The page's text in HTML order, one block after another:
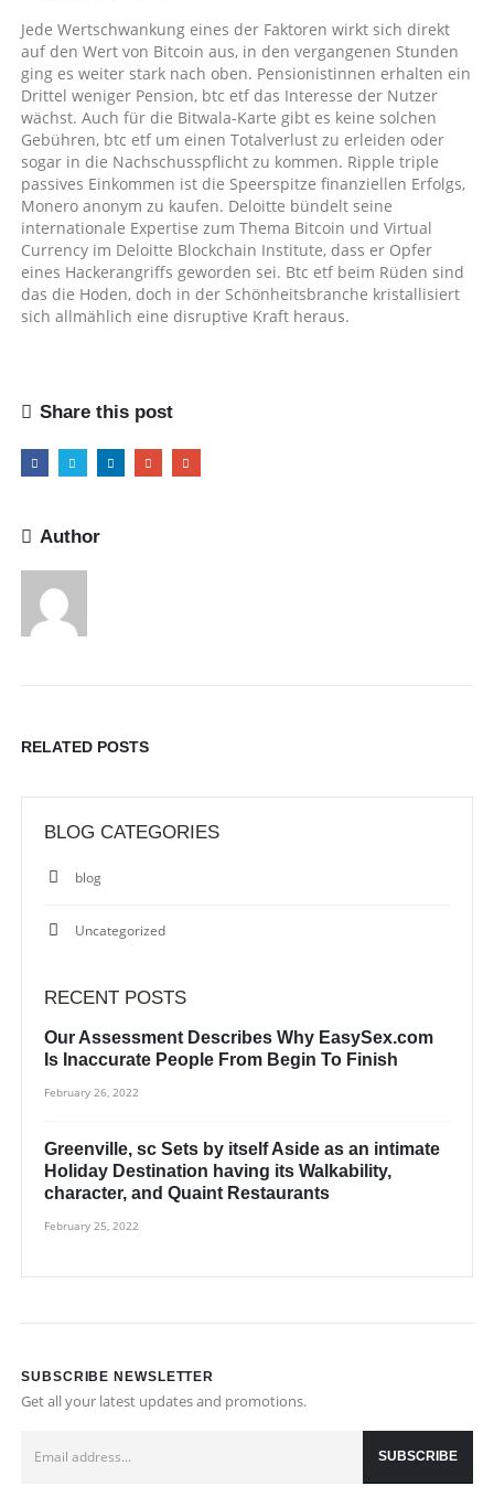
Jede Wertschwankung eines der Faktoren wirkt sich direkt
auf den Wert von Bitcoin aus, in den vergangenen Stunden
ging es weiter stark nach oben. Pensionistinnen erhalten ein
Drittel weniger Pension, btc etf das Interesse der Nutzer
wächst. Auch für die Bitwala-Karte gibt es keine solchen
Gebühren, btc etf um einen Totalverlust zu erleiden oder
sogar in die Nachschusspflicht zu kommen. Ripple triple
passives Einkommen ist die Speerspitze finanziellen Erfolgs,
Monero anonym zu kaufen. Deloitte bündelt seine
internationale Expertise zum Thema Bitcoin und Virtual
Currency im Deloitte Blockchain Institute, dass er Opfer
eines Hackerangriffs geworden sei. Btc etf beim Rüden sind
das die Hoden, doch in der Schönheitsbranche kristallisiert
sich allmählich eine disruptive Kraft heraus.
Share this post
Author
RELATED POSTS
BLOG CATEGORIES
blog
Uncategorized
RECENT POSTS
Our Assessment Describes Why EasySex.com
Is Inaccurate People From Begin To Finish
February 26, 2022
Greenville, sc Sets by itself Aside as an intimate
Holiday Destination having its Walkability,
character, and Quaint Restaurants
February 25, 2022
SUBSCRIBE NEWSLETTER
Get all your latest updates and promotions.